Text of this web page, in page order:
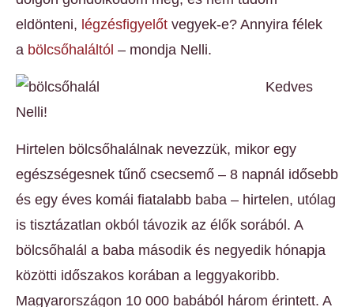
eldönteni, légzésfigyelőt vegyek-e? Annyira félek
a bölcsőhaláltól – mondja Nelli.
Kedves
Nelli!
Hirtelen bölcsőhalálnak nevezzük, mikor egy
egészségesnek tűnő csecsemő – 8 napnál idősebb
és egy éves komái fiatalabb baba – hirtelen, utólag
is tisztázatlan okból távozik az élők sorából. A
bölcsőhalál a baba második és negyedik hónapja
közötti időszakos korában a leggyakoribb.
Magyarországon 10 000 babából három érintett. A